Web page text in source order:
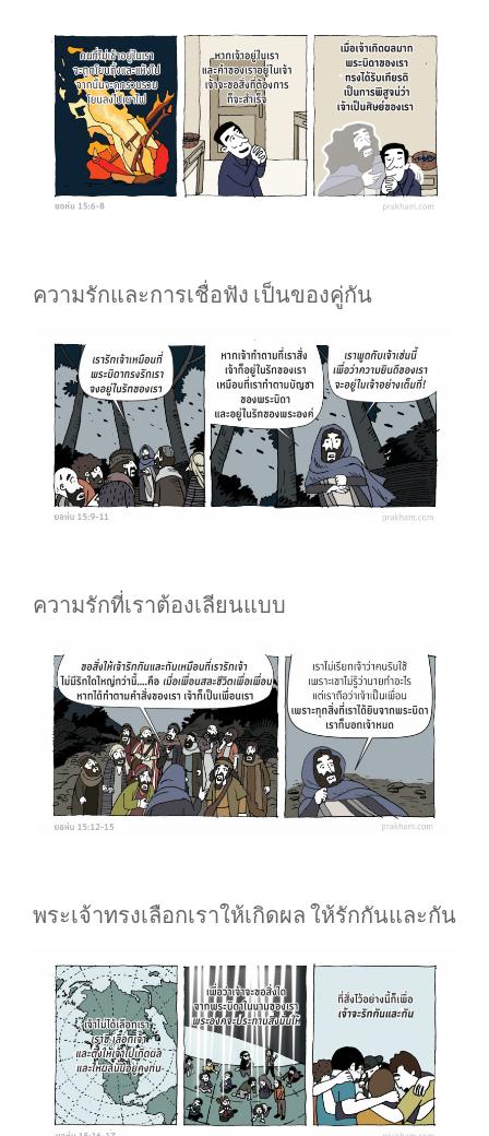
ความรักและการเชื่อฟัง เป็นของคู่กัน
ความรักที่เราต้องเลียนแบบ
พระเจ้าทรงเลือกเราให้เกิดผล ให้รักกันและกัน